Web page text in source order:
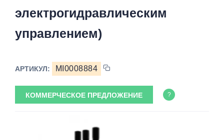
электрогидравлическим
управлением)
АРТИКУЛ: MI0008884
КОММЕРЧЕСКОЕ ПРЕДЛОЖЕНИЕ ?